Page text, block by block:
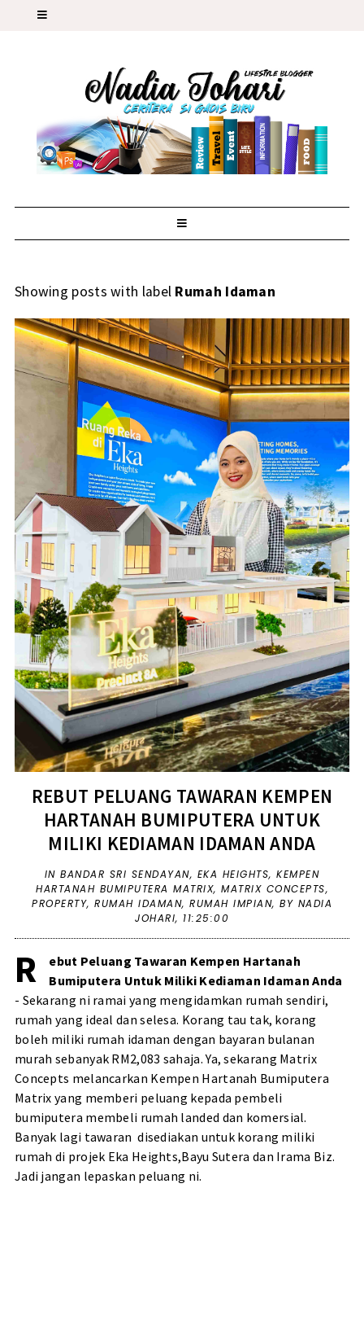
Showing posts with label Rumah Idaman
REBUT PELUANG TAWARAN KEMPEN
HARTANAH BUMIPUTERA UNTUK
MILIKI KEDIAMAN IDAMAN ANDA
INBANDAR SRI SENDAYAN, EKA HEIGHTS,KEMPEN
HARTANAH BUMIPUTERA MATRIX, MATRIX CONCEPTS,
PROPERTY, RUMAH IDAMAN, RUMAH IMPIAN, BY NADIA
JOHARI, 11:25:00
R
ebut Peluang Tawaran Kempen Hartanah
Bumiputera Untuk Miliki Kediaman Idaman Anda
- Sekarang ni ramai yang mengidamkan rumah sendiri,
rumah yang ideal dan selesa. Korang tau tak, korang
boleh miliki rumah idaman dengan bayaran bulanan
murah sebanyak RM2,083 sahaja. Ya, sekarang Matrix
Concepts melancarkan Kempen Hartanah Bumiputera
Matrix yang memberi peluang kepada pembeli
bumiputera membeli rumah landed dan komersial.
Banyak lagi tawaran disediakan untuk korang miliki
rumah di projek Eka Heights,Bayu Sutera dan Irama Biz.
Jadi jangan lepaskan peluang ni.